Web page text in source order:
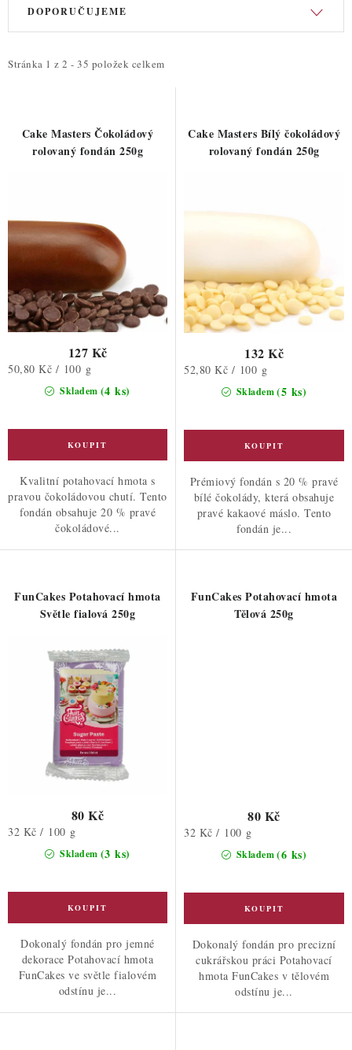
i
k
t
ů
Stránka 1 z 2 - 35 položek celkem
e
u
k
t
ů
DOPORUČUJEME
Cake Masters Čokoládový
rolovaný fondán 250g
Skladem (4 ks)
127 Kč
Měrná
50,80 Kč / 100 g
Kvalitní potahovací hmota s
pravou čokoládovou chutí. Tento
fondán obsahuje 20 % pravé
čokoládové...
Cake Masters Bílý čokoládový
rolovaný fondán 250g
Skladem(5 ks)
132 Kč
Měrná
52,80 Kč / 100 g
Prémiový fondán s 20 % pravé
bílé čokolády, která obsahuje
pravé kakaové máslo. Tento
fondán je...
FunCakes Potahovací hmota
Světle fialová 250g
Skladem (3 ks)
80 Kč
Měrná
32 Kč / 100 g
Dokonalý fondán pro jemné
dekorace Potahovací hmota
FunCakes ve světle fialovém
odstínu je...
FunCakes Potahovací hmota
Tělová 250g
Skladem(6 ks)
80 Kč
Měrná
32 Kč / 100 g
Dokonalý fondán pro precizní
cukrářskou práci Potahovací
hmota FunCakes v tělovém
odstínu je...